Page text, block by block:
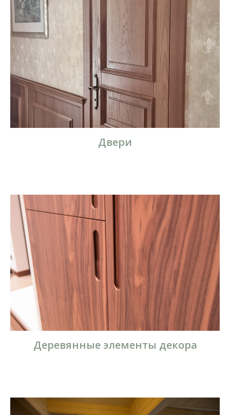
Двери
Деревянные элементы декора